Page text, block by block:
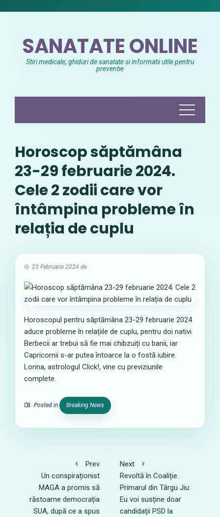
SANATATE ONLINE
Stiri medicale, ghiduri de sanatate si informatii utile pentru
preventie
Horoscop săptămâna
23-29 februarie 2024.
Cele 2 zodii care vor
întâmpina probleme în
relația de cuplu
23 Februarie 2024 de
Horoscopul pentru săptămâna 23-29 februarie 2024
aduce probleme în relațiile de cuplu, pentru doi nativi.
Berbecii ar trebui să fie mai chibzuiți cu banii, iar
Capricornii s-ar putea întoarce la o fostă iubire.
Lorina, astrologul Click!, vine cu previziunile
complete.
Posted in Breaking News
Prev
Un conspiraționist
MAGA a promis să
răstoarne democrația
SUA, după ce a spus
Next
Revoltă în Coaliție.
Primarul din Târgu Jiu:
Eu voi susține doar
candidații PSD la